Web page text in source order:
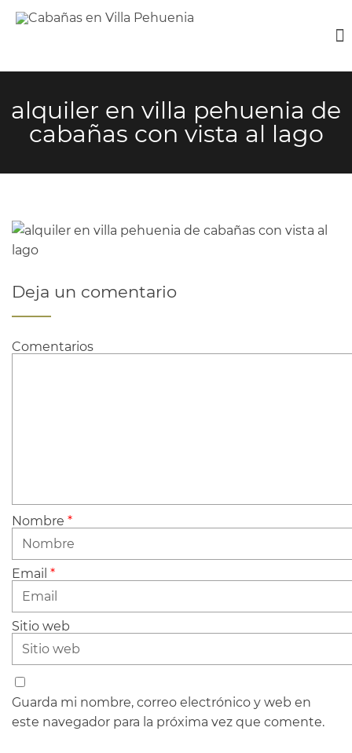
alquiler en villa pehuenia de
cabañas con vista al lago
Deja un comentario
Comentarios
Nombre *
Email *
Sitio web
Guarda mi nombre, correo electrónico y web en
este navegador para la próxima vez que comente.